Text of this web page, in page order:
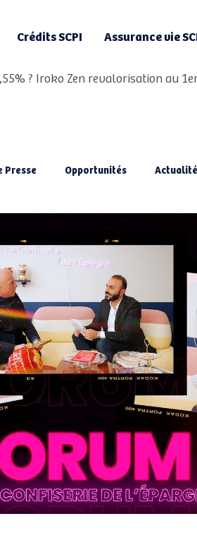
Crédits SCPI Assurance vie
? Iroko Zen revalorisation au
Presse Opportunités